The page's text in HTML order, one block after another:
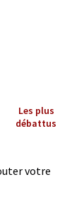
Les plus
débattus
votre